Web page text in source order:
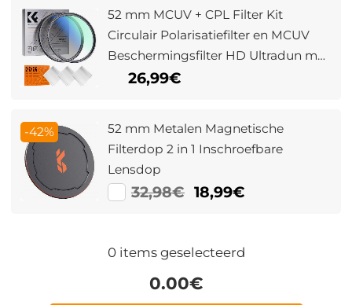
52 mm MCUV + CPL Filter Kit
Circulair Polarisatiefilter en MCUV
Beschermingsfilter HD Ultradun met
18 Meerlaagse Coatings Nano Klear
26,99€
-42%
52 mm Metalen Magnetische
Filterdop 2 in 1 Inschroefbare
Lensdop
32,98€ 18,99€
0items geselecteerd
0.00€